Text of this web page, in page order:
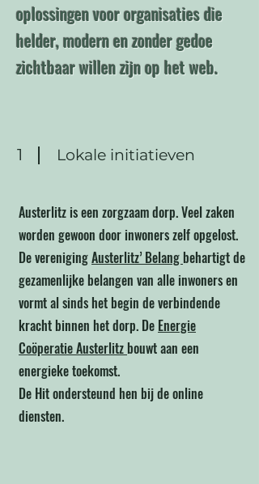
oplossingen voor organisaties die
helder, modern en zonder gedoe
zichtbaar willen zijn op het web.
1 Lokale initiatieven
Austerlitz is een zorgzaam dorp. Veel zaken
worden gewoon door inwoners zelf opgelost.
De verenigingAusterlitz’ Belangbehartigt de
gezamenlijke belangen van alle inwoners en
vormt al sinds het begin de verbindende
kracht binnen het dorp. De Energie
Coöperatie Austerlitzbouwt aan een
energieke toekomst.
De Hit ondersteund hen bij de online
diensten.